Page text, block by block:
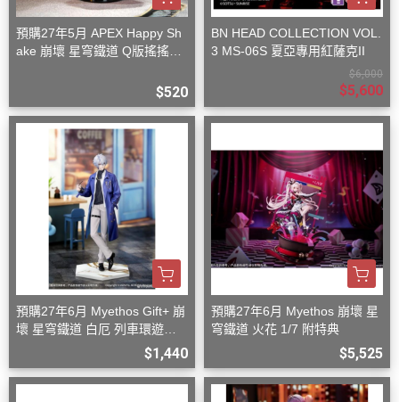
預購27年5月 APEX Happy Sh
ake 崩壞 星穹鐵道 Q版搖搖樂
$520
BN HEAD COLLECTION VOL.
3 MS-06S 夏亞專用紅薩克II
$6,000
$5,600
預購27年6月 Myethos Gift+ 崩
壞 星穹鐵道 白厄 列車環遊記V
$1,440
預購27年6月 Myethos 崩壞 星
穹鐵道 火花 1/7 附特典
$5,525